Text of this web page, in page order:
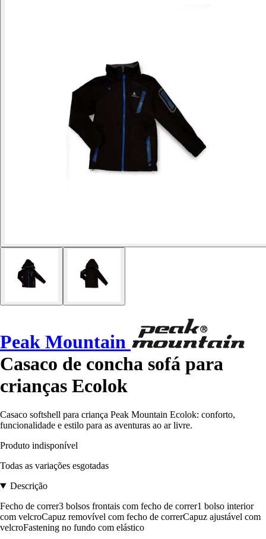
Peak Mountain
Casaco de concha sofá para
crianças Ecolok
Casaco softshell para criança Peak Mountain Ecolok: conforto,
funcionalidade e estilo para as aventuras ao ar livre.
Produto indisponível
Todas as variações esgotadas
Descrição
Fecho de correr3 bolsos frontais com fecho de correr1 bolso interior
com velcroCapuz removível com fecho de correrCapuz ajustável com
velcroFastening no fundo com elástico